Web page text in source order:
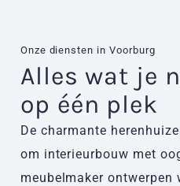
Onze diensten in Voorburg
Alles wat je
op één plek
De charmante
om interieurbouw met
meubelmaker ontwerpen